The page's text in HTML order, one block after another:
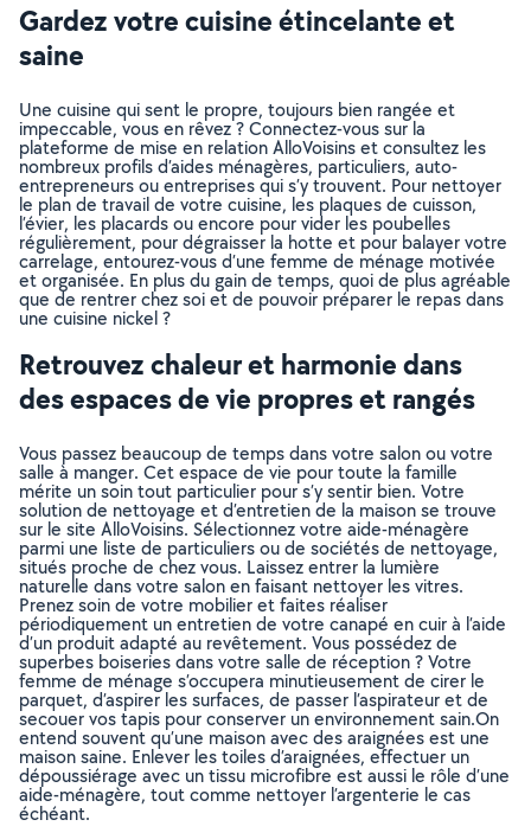
Gardez votre cuisine étincelante et
saine
Une cuisine qui sent le propre, toujours bien rangée et
impeccable, vous en rêvez ? Connectez-vous sur la
plateforme de mise en relation AlloVoisins et consultez les
nombreux profils d’aides ménagères, particuliers, auto-
entrepreneurs ou entreprises qui s’y trouvent. Pour nettoyer
le plan de travail de votre cuisine, les plaques de cuisson,
l’évier, les placards ou encore pour vider les poubelles
régulièrement, pour dégraisser la hotte et pour balayer votre
carrelage, entourez-vous d’une femme de ménage motivée
et organisée. En plus du gain de temps, quoi de plus agréable
que de rentrer chez soi et de pouvoir préparer le repas dans
une cuisine nickel ?
Retrouvez chaleur et harmonie dans
des espaces de vie propres et rangés
Vous passez beaucoup de temps dans votre salon ou votre
salle à manger. Cet espace de vie pour toute la famille
mérite un soin tout particulier pour s’y sentir bien. Votre
solution de nettoyage et d’entretien de la maison se trouve
sur le site AlloVoisins. Sélectionnez votre aide-ménagère
parmi une liste de particuliers ou de sociétés de nettoyage,
situés proche de chez vous. Laissez entrer la lumière
naturelle dans votre salon en faisant nettoyer les vitres.
Prenez soin de votre mobilier et faites réaliser
périodiquement un entretien de votre canapé en cuir à l’aide
d’un produit adapté au revêtement. Vous possédez de
superbes boiseries dans votre salle de réception ? Votre
femme de ménage s’occupera minutieusement de cirer le
parquet, d’aspirer les surfaces, de passer l’aspirateur et de
secouer vos tapis pour conserver un environnement sain.On
entend souvent qu’une maison avec des araignées est une
maison saine. Enlever les toiles d’araignées, effectuer un
dépoussiérage avec un tissu microfibre est aussi le rôle d’une
aide-ménagère, tout comme nettoyer l’argenterie le cas
échéant.